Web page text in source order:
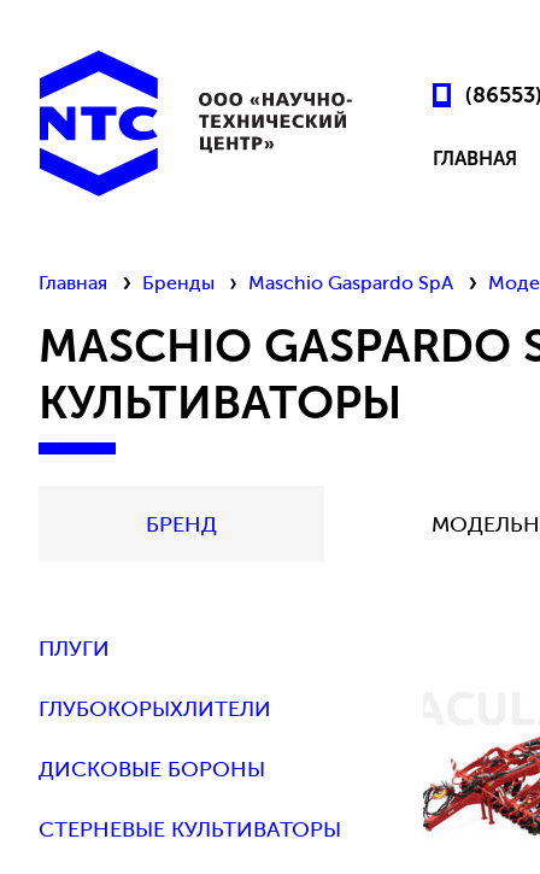
ГЛАВНАЯ
Главная Бренды Maschio Gaspardo SpA
MASCHIO
КУЛЬТИВАТОРЫ
БРЕНД
ПЛУГИ
ГЛУБОКОРЫХЛИТЕЛИ
ДИСКОВЫЕ БОРОНЫ
СТЕРНЕВЫЕ КУЛЬТИВАТОРЫ